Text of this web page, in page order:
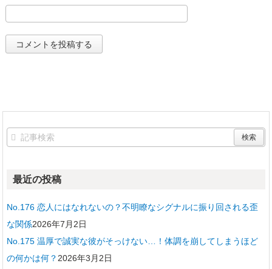
最近の投稿
No.176 恋人にはなれないの？不明瞭なシグナルに振り回される歪
な関係2026年7月2日
No.175 温厚で誠実な彼がそっけない…！体調を崩してしまうほど
の何かは何？ 2026年3月2日